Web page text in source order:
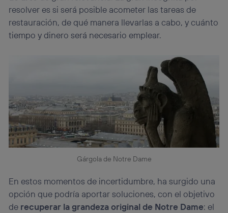
resolver es si será posible acometer las tareas de
restauración, de qué manera llevarlas a cabo, y cuánto
tiempo y dinero será necesario emplear.
Gárgola de Notre Dame
En estos momentos de incertidumbre, ha surgido una
opción que podría aportar soluciones, con el objetivo
de recuperar la grandeza original de Notre Dame: el
el marketing o análisis se realizará en función de las
actividades de navegación de los miembros del hogar
que hayan dado su consentimiento.
Si utilizasdatos móviles, el marketing será más
Puedes gestionar los consentimientos Utiq seleccionando
“Administrar Utiq” en la parte inferior de esta página web o
portal de privacidad de Utiq
(“consenthub”)
. Para más información, consulta
la política de privacidad de Utiq.